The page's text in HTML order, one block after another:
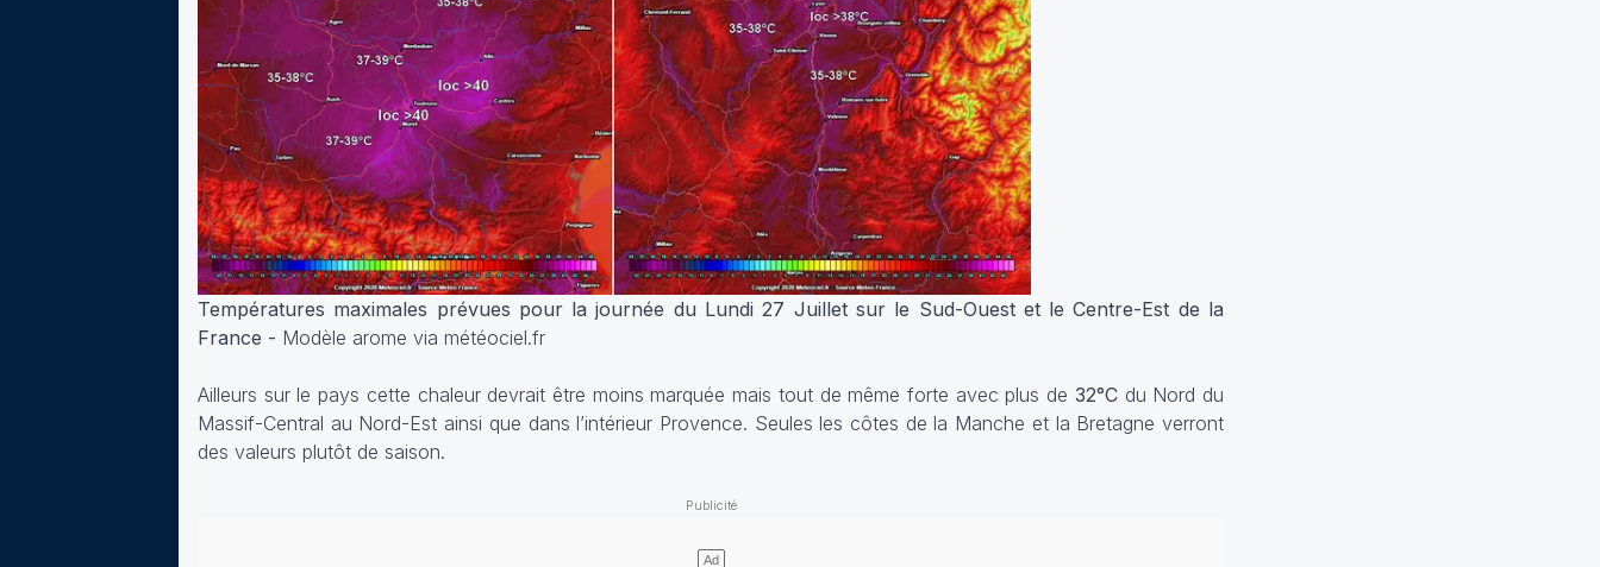
Températures maximales prévues pour la journée du Lundi 27 Juillet sur le Sud-Ouest et le Centre-Est de la
France - Modèle arome via météociel.fr
Ailleurs sur le pays cette chaleur devrait être moins marquée mais tout de même forte avec plus de 32°Cdu Nord du
Massif-Central au Nord-Est ainsi que dans l’intérieur Provence. Seules les côtes de la Manche et la Bretagne verront
des valeurs plutôt de saison.